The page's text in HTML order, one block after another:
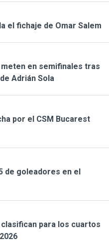
el fichaje de Omar Salem
en semifinales tras
Adrián Sola
por el CSM Bucarest
de goleadores en el
para los cuartos